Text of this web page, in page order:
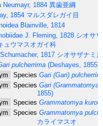
Neumayr, 1884 異歯亜綱
1854 マルスダレガイ目
Blainville, 1814
J. Fleming, 1828 シオサ
ュウマスオガイ科
Schumacher, 1817 シオサザナミ属
pulcherrima (Deshayes, 1855)
Species Gari (Gari)
Species Gari (Grammatomya)
1855)
Species Grammatomya
Species Grammatomya
カライマスオ